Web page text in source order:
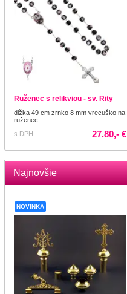
Ruženec s relikviou - sv. Rity
dlžka 49 cm zrnko 8 mm vrecuško na
ruženec
s DPH
27.80,- €
Najnovšie
NOVINKA